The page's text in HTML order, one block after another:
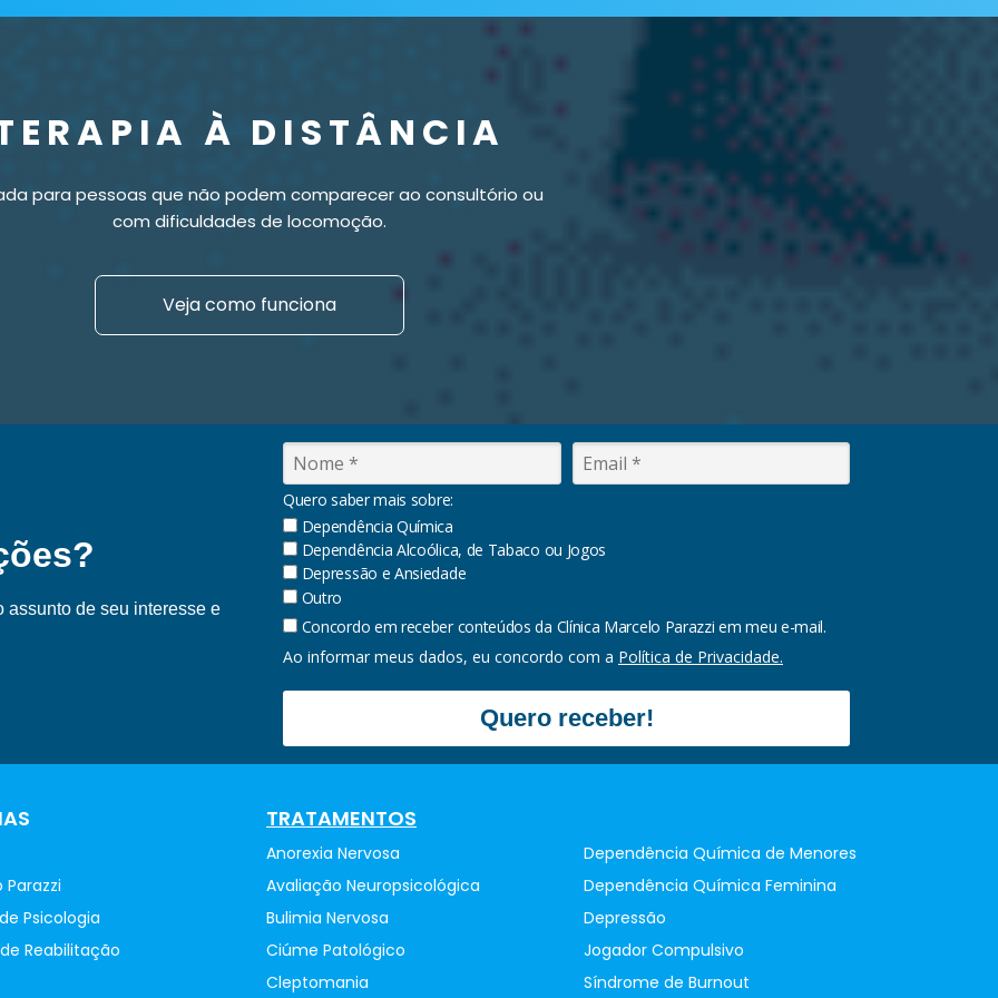
À DISTÂNCIA
para pessoas que não podem comparecer ao consultório ou
com dificuldades de locomoção.
Veja como funciona
assunto de seu interesse e
Quero saber mais sobre:
Dependência Química
Dependência Alcoólica, de Tabaco ou Jogos
Depressão e Ansiedade
Outro
Concordo em receber conteúdos da Clínica Marcelo Parazzi em meu e-mail.
Ao informar meus dados, eu concordo com a Política de Privacidade.
Quero receber!
Psicologia
Reabilitação
TRATAMENTOS
Anorexia Nervosa
Avaliação Neuropsicológica
Bulimia Nervosa
Ciúme Patológico
Cleptomania
Dependência Química de Menores
Dependência Química Feminina
Depressão
Jogador Compulsivo
Síndrome de Burnout